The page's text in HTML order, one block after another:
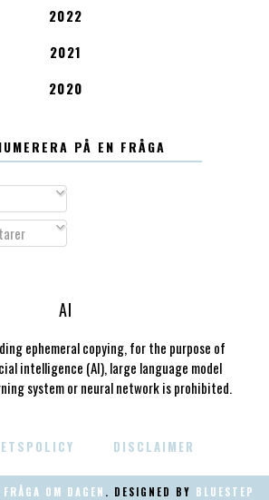
2022
2021
2020
PÅ EN FRÅGA
AI
ephemeral copying, for the purpose of
intelligence (AI), large language model
system or neural network is prohibited.
DISCLAIMER
FRÅGA OM DAGEN . DESIGNED BY BLUESTEP